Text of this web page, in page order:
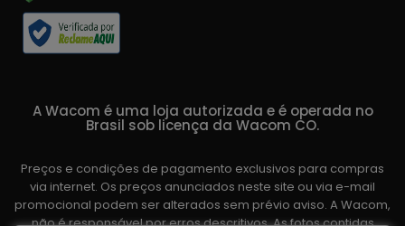
A Wacom é uma loja autorizada e é operada no
Brasil sob licença da Wacom CO.
Preços e condições de pagamento exclusivos para compras
via internet. Os preços anunciados neste site ou via e-mail
promocional podem ser alterados sem prévio aviso. A Wacom,